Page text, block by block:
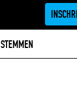
STEMMEN